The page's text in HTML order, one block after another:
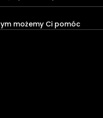
możemy Ci pomóc